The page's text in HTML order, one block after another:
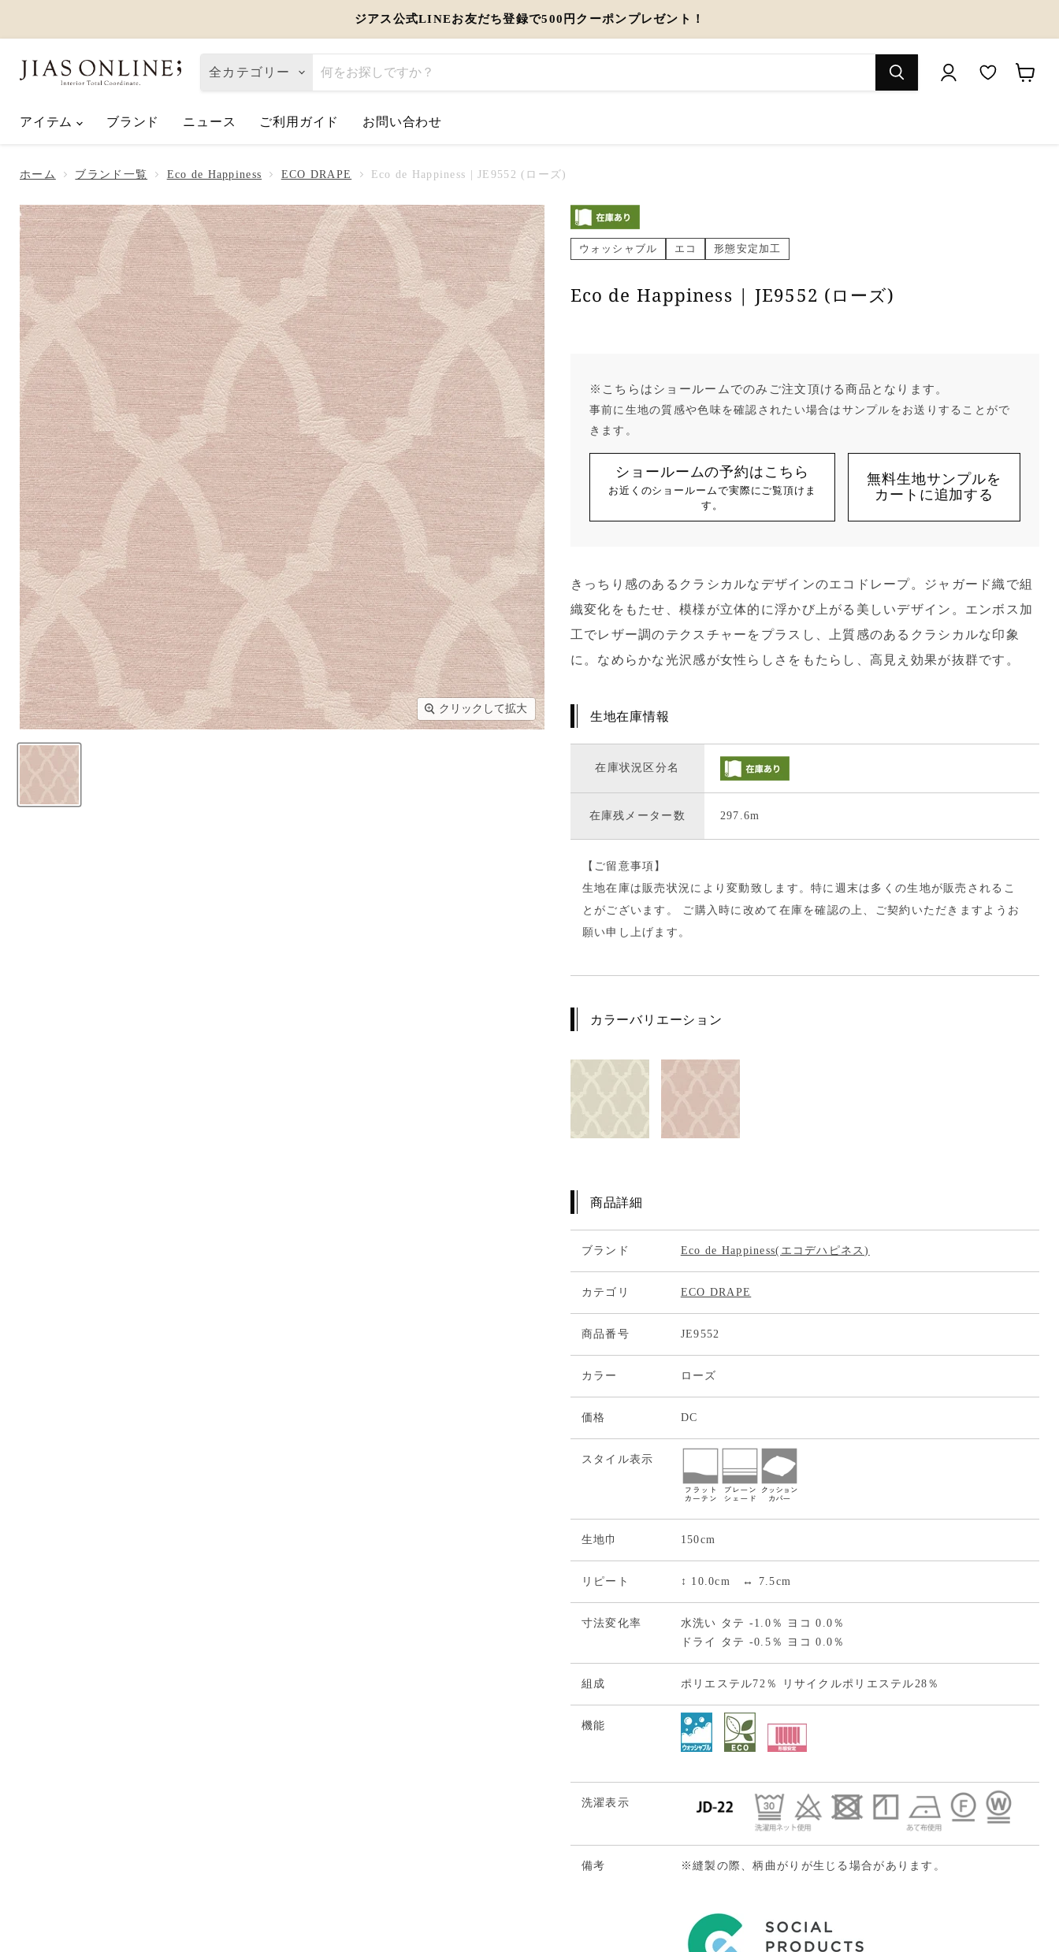
ジアス公式LINEお友だち登録で500円クーポンプレゼント！
全カテゴリー
アイテム ブランド ご利用ガイド お問い合わせ
ニュース
2026.07.10 夏季休業のお知らせ
2026.06.01 【2026父の日】お父さんへ「ありがとう」を伝えるギフト特集
view more
ホーム ブランド一覧 Eco de Happiness ECO DRAPE Eco de Happiness | JE9552 (ローズ)
クリックして拡大
ウォッシャブル エコ 形態安定加工
Eco de Happiness | JE9552 (ローズ)
※こちらはショールームでのみご注文頂ける商品となります。
事前に生地の質感や色味を確認されたい場合はサンプルをお送りすることがで
きます。
ショールームの予約はこちら
お近くのショールームで実際にご覧頂けま
す。
無料生地サンプルを
カートに追加する
きっちり感のあるクラシカルなデザインのエコドレープ。ジャガード織で組
織変化をもたせ、模様が立体的に浮かび上がる美しいデザイン。エンボス加
工でレザー調のテクスチャーをプラスし、上質感のあるクラシカルな印象
に。なめらかな光沢感が女性らしさをもたらし、高見え効果が抜群です。
生地在庫情報
在庫状況区分名
在庫残メーター数 297.6m
【ご留意事項】
生地在庫は販売状況により変動致します。特に週末は多くの生地が販売されるこ
とがございます。 ご購入時に改めて在庫を確認の上、ご契約いただきますようお
願い申し上げます。
カラーバリエーション
商品詳細
ブランド Eco de Happiness(エコデハピネス)
カテゴリ ECO DRAPE
商品番号 JE9552
カラー ローズ
価格 DC
スタイル表示
生地巾 150cm
リピート ↕ 10.0cm ↔ 7.5cm
寸法変化率
水洗い タテ -1.0％ ヨコ 0.0％
ドライ タテ -0.5％ ヨコ 0.0％
組成 ポリエステル72％ リサイクルポリエステル28％
機能
洗濯表示
備考 ※縫製の際、柄曲がりが生じる場合があります。